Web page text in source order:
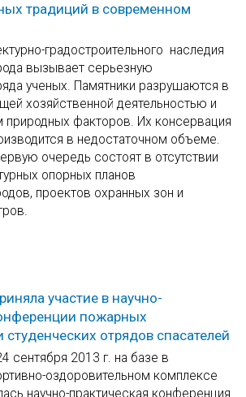
традиций в современном
градостроительного наследия
вызывает серьезную
ученых. Памятники разрушаются в
хозяйственной деятельностью и
природных факторов. Их консервация
в недостаточном объеме.
очередь состоят в отсутствии
опорных планов
проектов охранных зон и
участие в научно-
пожарных
отрядов спасателей
сентября 2013 г. на базе в
оздоровительном комплексе
научно-практическая конференция